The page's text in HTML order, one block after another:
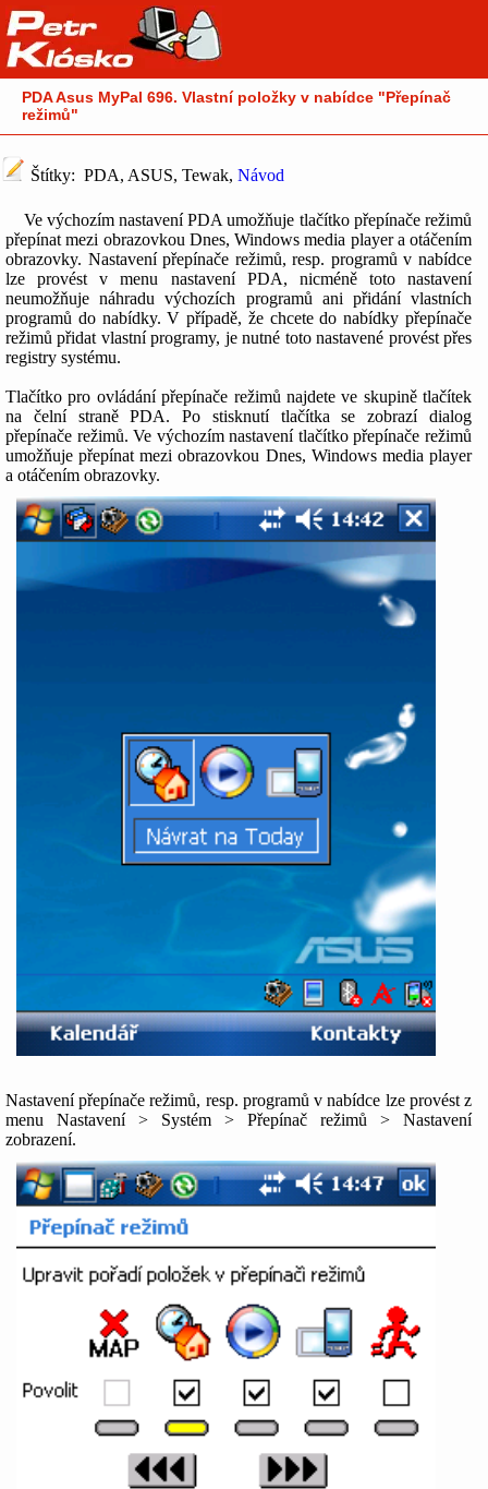
PDA Asus MyPal 696. Vlastní položky v nabídce "Přepínač
režimů"
Štítky: PDA, ASUS, Tewak, Návod
Ve výchozím nastavení PDA umožňuje tlačítko přepínače režimů
přepínat mezi obrazovkou Dnes, Windows media player a otáčením
obrazovky. Nastavení přepínače režimů, resp. programů v nabídce
lze provést v menu nastavení PDA, nicméně toto nastavení
neumožňuje náhradu výchozích programů ani přidání vlastních
programů do nabídky. V případě, že chcete do nabídky přepínače
režimů přidat vlastní programy, je nutné toto nastavené provést přes
registry systému.
Tlačítko pro ovládání přepínače režimů najdete ve skupině tlačítek
na čelní straně PDA. Po stisknutí tlačítka se zobrazí dialog
přepínače režimů. Ve výchozím nastavení tlačítko přepínače režimů
umožňuje přepínat mezi obrazovkou Dnes, Windows media player
a otáčením obrazovky.
Nastavení přepínače režimů, resp. programů v nabídce lze provést z
menu Nastavení > Systém > Přepínač režimů > Nastavení
zobrazení.